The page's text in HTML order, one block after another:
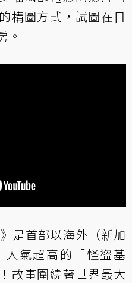
構圖方式，試圖在日
。
是首部以海外（新加
氣超高的「怪盜基
故事圍繞著世界最大